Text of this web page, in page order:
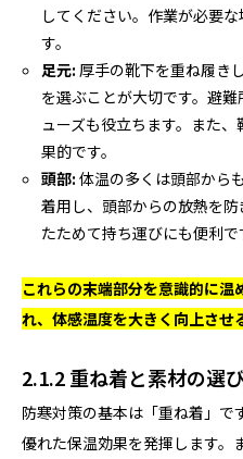
してください。作業が必要
す。
足元: 厚手の靴下を重ね履き
を選ぶことが大切です。避
ューズも役立ちます。また
果的です。
頭部: 体温の多くは頭部から
着用し、頭部からの放熱を
たためて持ち運びにも便利で
これらの末端部分を意識的に温
れ、体感温度を大きく向上させ
2.1.2 重ね着と素材の選
防寒対策の基本は「重ね着」で
優れた保温効果を発揮します。